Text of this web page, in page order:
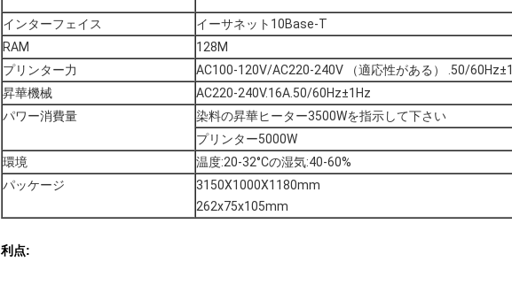
インターフェイス
イーサネット10Base-T
RAM
128M
プリンター力
AC100-120V/AC220-240V （適応性がある） .50/
昇華機械
AC220-240V.16A.50/60Hz±1Hz
パワー消費量
染料の昇華ヒーター3500Wを指示して下さい
プリンター5000W
環境
温度:20-32°Cの湿気:40-60%
パッケージ
3150X1000X1180mm
262x75x105mm
利点: